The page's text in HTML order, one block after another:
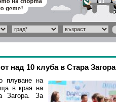
над 10 клуба в Стара Загора
плуване на
в края на
Загора. За